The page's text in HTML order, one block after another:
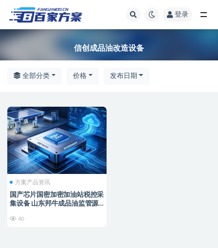
登录
信创成品油改造设备
全部分类 价格 发布日期
方案产品资讯
国产芯片国密加密加油站税控采
集设备 山东邦牛成品油监管源
40